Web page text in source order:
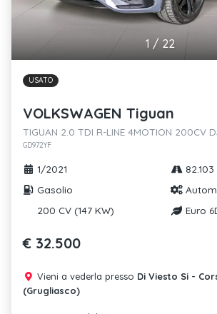
1/ 22
USATO
VOLKSWAGEN Tiguan
TIGUAN 2.0 TDI R-LINE 4MOTION 200CV
GD972YF
1/2021
Gasolio
200 CV (147 KW)
Euro
€ 32.500
Vieni a vederla presso Di Viesto Si -
(Grugliasco)